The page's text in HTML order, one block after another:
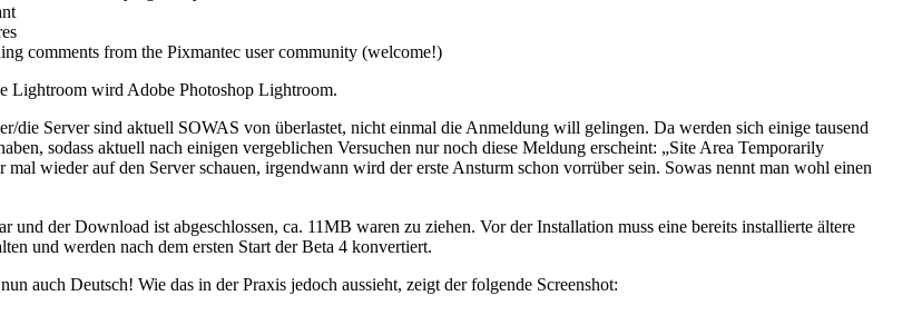
comments from the Pixmantec user community (welcome!)
Lightroom wird Adobe Photoshop Lightroom.
die Server sind aktuell SOWAS von überlastet, nicht einmal die Anmeldung will gelingen. Da werden sich einige tausend
sodass aktuell nach einigen vergeblichen Versuchen nur noch diese Meldung erscheint: „Site Area Temporarily
wieder auf den Server schauen, irgendwann wird der erste Ansturm schon vorrüber sein. Sowas nennt man wohl einen
der Download ist abgeschlossen, ca. 11MB waren zu ziehen. Vor der Installation muss eine bereits installierte ältere
und werden nach dem ersten Start der Beta 4 konvertiert.
auch Deutsch! Wie das in der Praxis jedoch aussieht, zeigt der folgende Screenshot: